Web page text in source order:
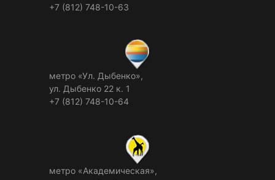
+7 (812) 748-10-63
метро «Ул. Дыбенко»,
ул. Дыбенко 22 к. 1
+7 (812) 748-10-64
метро «Академическая»,